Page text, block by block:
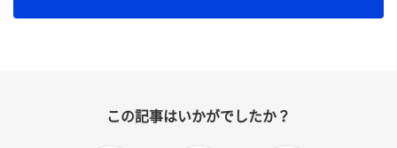
この記事はいかがでしたか？